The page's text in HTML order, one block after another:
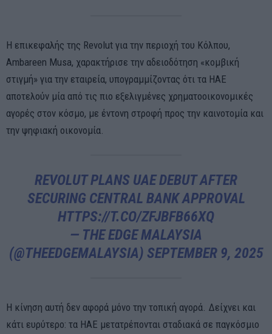
Η επικεφαλής της Revolut για την περιοχή του Κόλπου,
Ambareen Musa, χαρακτήρισε την αδειοδότηση «κομβική
στιγμή» για την εταιρεία, υπογραμμίζοντας ότι τα ΗΑΕ
αποτελούν μία από τις πιο εξελιγμένες χρηματοοικονομικές
αγορές στον κόσμο, με έντονη στροφή προς την καινοτομία και
την ψηφιακή οικονομία.
REVOLUT PLANS UAE DEBUT AFTER
SECURING CENTRAL BANK APPROVAL
HTTPS://T.CO/ZFJBFB66XQ
— THE EDGE MALAYSIA
(@THEEDGEMALAYSIA) SEPTEMBER 9, 2025
Η κίνηση αυτή δεν αφορά μόνο την τοπική αγορά. Δείχνει και
κάτι ευρύτερο: τα ΗΑΕ μετατρέπονται σταδιακά σε παγκόσμιο